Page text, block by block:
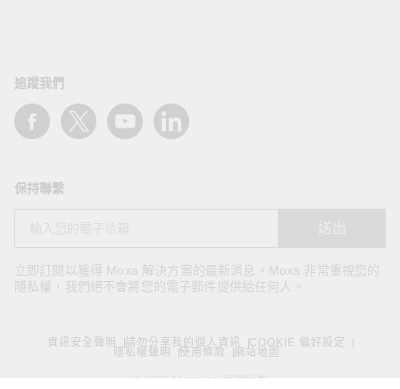
追蹤我們
保持聯繫
立即訂閱以獲得 Moxa 解決方案的最新消息。Moxa 非常重視您的
隱私權，我們絕不會將您的電子郵件提供給任何人。
資訊安全聲明 請勿分享我的個人資訊 COOKIE 偏好設定
隱私權聲明 使用條款 網站地圖
© 2026 Moxa Inc. 版權所有